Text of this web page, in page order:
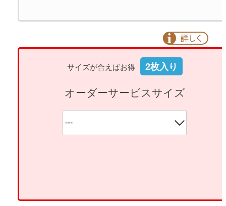
サイズが合えばお得 2枚入り
オーダーサービスサイズ